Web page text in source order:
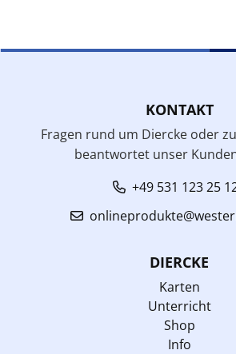
KONTAKT
Fragen rund um Diercke oder
beantwortet unser
+49 531 123 25
DIERCKE
Karten
Unterricht
Shop
Info